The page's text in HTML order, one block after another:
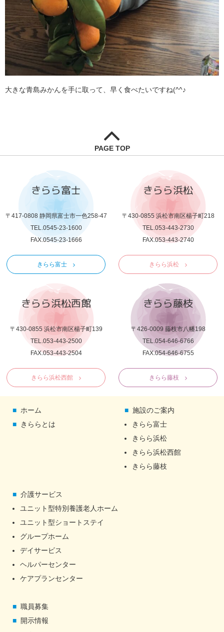
大きな青島みかんを手に取って、早く食べたいですね(^^♪
PAGE TOP
きらら富士
〒417-0808 静岡県富士市一色258-47
TEL.0545-23-1600
FAX.0545-23-1666
きらら富士
きらら浜松
〒430-0855 浜松市南区楊子町218
TEL.053-443-2730
FAX.053-443-2740
きらら浜松
きらら浜松西館
〒430-0855 浜松市南区楊子町139
TEL.053-443-2500
FAX.053-443-2504
きらら浜松西館
きらら藤枝
〒426-0009 藤枝市八幡198
TEL.054-646-6766
FAX.054-646-6755
きらら藤枝
ホーム
きららとは
施設のご案内
きらら富士
きらら浜松
きらら浜松西館
きらら藤枝
介護サービス
ユニット型特別養護老人ホーム
ユニット型ショートステイ
グループホーム
デイサービス
ヘルパーセンター
ケアプランセンター
職員募集
開示情報